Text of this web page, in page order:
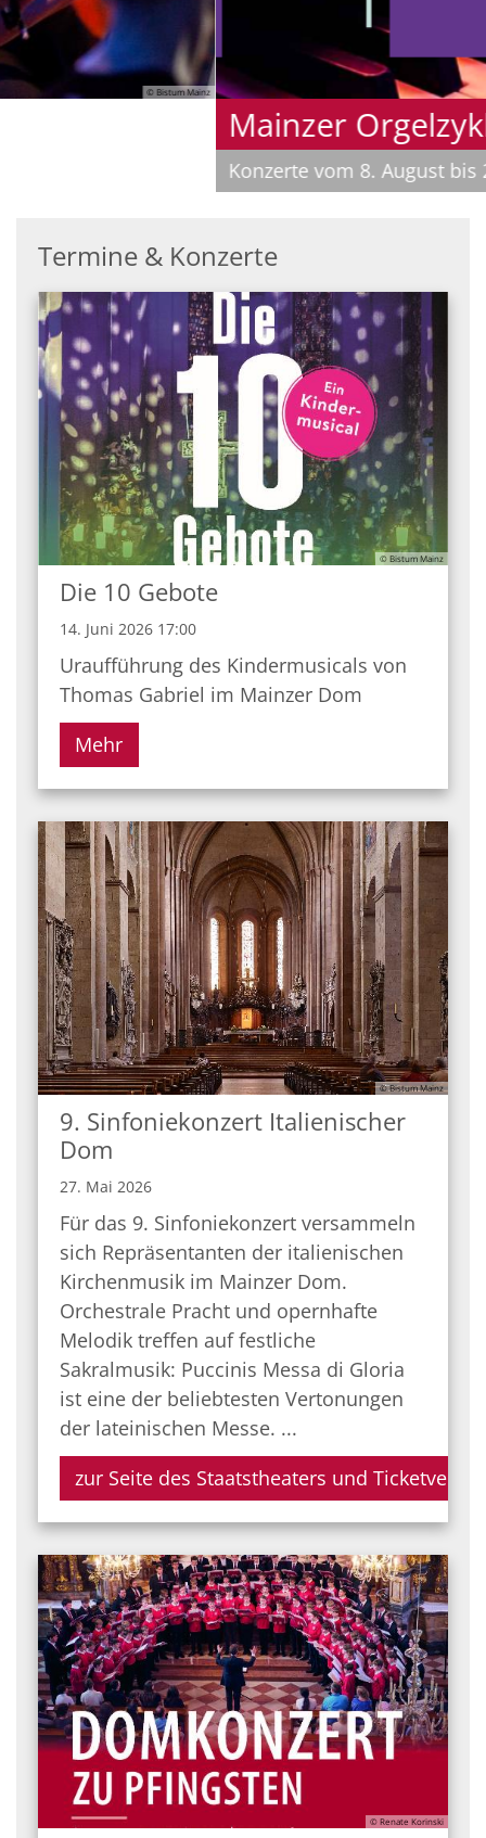
© Musica Sacra
Mainzer Orgelzyklus
Konzerte vom 8. August bis 20. Oktober
Termine & Konzerte
© Bistum Mainz
Die 10 Gebote
14. Juni 2026 17:00
Uraufführung des Kindermusicals von
Thomas Gabriel im Mainzer Dom
Mehr
© Bistum Mainz
9. Sinfoniekonzert Italienischer
Dom
27. Mai 2026
Für das 9. Sinfoniekonzert versammeln
sich Repräsentanten der italienischen
Kirchenmusik im Mainzer Dom.
Orchestrale Pracht und opernhafte
Melodik treffen auf festliche
Sakralmusik: Puccinis Messa di Gloria
ist eine der beliebtesten Vertonungen
der lateinischen Messe. ...
zur Seite des Staatstheaters und
© Renate Korinski